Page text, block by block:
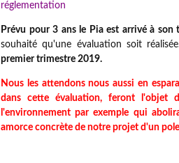
réglementation
Prévu pour 3 ans le Pia est arrivé à son
souhaité qu'une évaluation soit
premier trimestre 2019.
Nous les attendons nous aussi en
dans cette évaluation, feront l'objet
l'environnement par exemple qui
amorce concrète de notre projet d'un